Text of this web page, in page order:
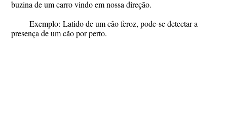
buzina de um carro vindo em nossa direção.
Exemplo: Latido de um cão feroz, pode-se detectar a
presença de um cão por perto.